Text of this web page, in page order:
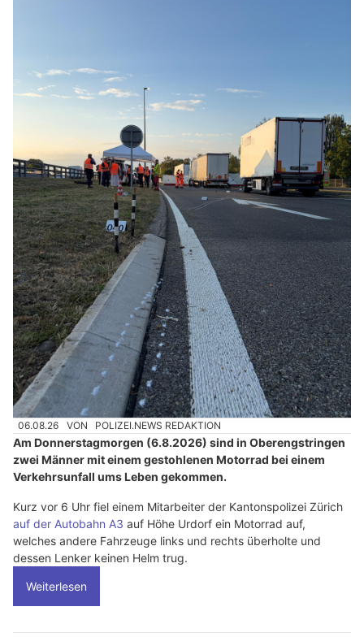
06.08.26 VON POLIZEI.NEWS REDAKTION
Am Donnerstagmorgen (6.8.2026) sind in Oberengstringen
zwei Männer mit einem gestohlenen Motorrad bei einem
Verkehrsunfall ums Leben gekommen.
Kurz vor 6 Uhr fiel einem Mitarbeiter der Kantonspolizei Zürich
auf der Autobahn A3 auf Höhe Urdorf ein Motorrad auf,
welches andere Fahrzeuge links und rechts überholte und
dessen Lenker keinen Helm trug.
Weiterlesen